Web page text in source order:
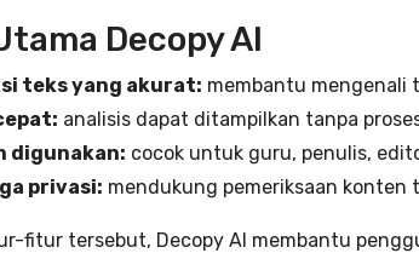
Decopy AI
teks yang akurat: membantu mengenali
analisis dapat ditampilkan tanpa
digunakan: cocok untuk guru, penulis,
privasi: mendukung pemeriksaan konten
fitur tersebut, Decopy AI membantu